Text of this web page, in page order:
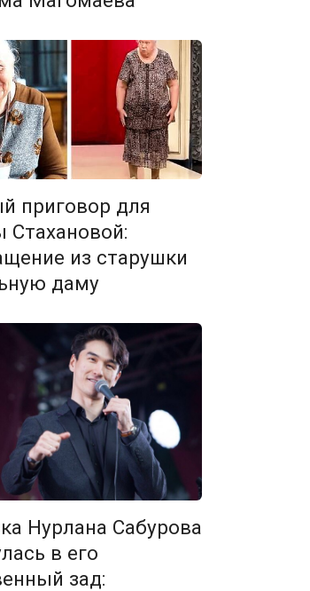
приговор для
Стахановой:
из старушки
даму
Нурлана Сабурова
в его
зад: